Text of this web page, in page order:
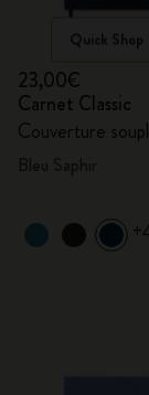
Quick Shop
23,00€
Carnet Classic
Couverture